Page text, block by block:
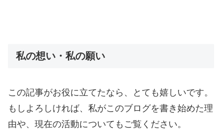
私の想い・私の願い
この記事がお役に立てたなら、とても嬉しいです。
もしよろしければ、私がこのブログを書き始めた理
由や、現在の活動についてもご覧ください。